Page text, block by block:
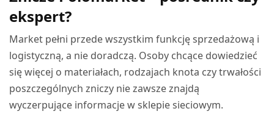
ekspert?
Market pełni przede wszystkim funkcję sprzedażową i
logistyczną, a nie doradczą. Osoby chcące dowiedzieć
się więcej o materiałach, rodzajach knota czy trwałości
poszczególnych zniczy nie zawsze znajdą
wyczerpujące informacje w sklepie sieciowym.